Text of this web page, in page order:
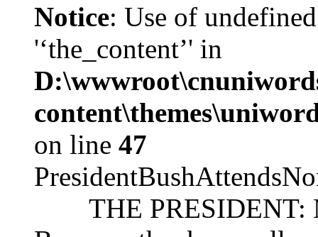
Notice: Use of
'‘the_content’' in
on line 47
THE PRESIDENT: